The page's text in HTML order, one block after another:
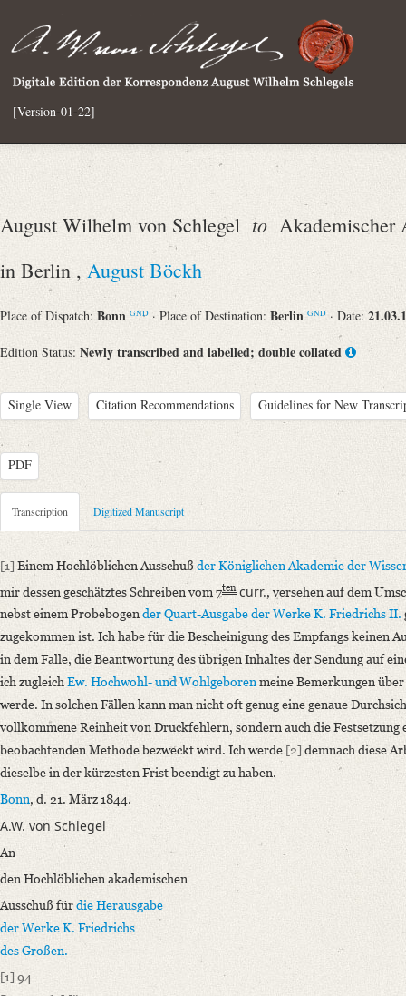
[Version-01-22]
August Wilhelm von Schlegel to Akademischer
in Berlin , August Böckh
Place of Dispatch: Bonn GND · Place of Destination: Berlin GND · Date:
Edition Status: Newly transcribed and labelled; double collated
Single View Citation Recommendations Guidelines for New
PDF
Metadata Concerning Header
Sender: August Wilhelm von Schlegel
Recipient: Akademischer Ausschuß zur Herausgabe der Werke
Place of Dispatch: Bonn
Place of Destination: Berlin
Date: 21.03.1844
Notations: Empfangsort erschlossen.
Manuscript
Provider: Berlin, Archiv der Berlin-Brandenburgischen Akademie der
Classification Number: VII, 62 Bl. 94
Provenance: 1 S., hs. m. U.
Incipit: „[1] Einem Hochlöblichen Ausschuß der Königlichen
[...]“
Language
Bamberg, Claudia
Varwig, Olivia
Transcription Digitized Manuscript
[1] Einem Hochlöblichen Ausschußder Königlichen Akademie der
mir dessen geschätztes Schreiben vom 7ten curr. , versehen auf dem
nebst einem Probebogender Quart-Ausgabeder WerkeK. Friedrichs II.
zugekommen ist. Ich habe für die Bescheinigung des Empfangs keinen
in dem Falle, die Beantwortung des übrigen Inhaltes der Sendung auf
ich zugleich Ew. Hochwohl- und Wohlgeborenmeine Bemerkungen
werde. In solchen Fällen kann man nicht oft genug eine genaue
vollkommene Reinheit von Druckfehlern, sondern auch die
beobachtenden Methode bezweckt wird. Ich werde [2] demnach diese
dieselbe in der kürzesten Frist beendigt zu haben.
Bonn, d. 21. März 1844.
A.W. von Schlegel
An
den Hochlöblichen akademischen
Ausschuß fürdie Herausgabe
derWerkeK. Friedrichs
des Großen.
[1]94